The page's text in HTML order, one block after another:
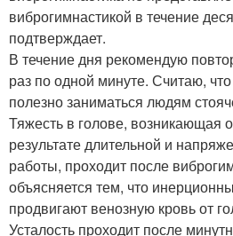
виброгимнастикой в течение
подтверждает.
В течение дня рекомендую
раз по одной минуте. Считаю,
полезно заниматься людям
Тяжесть в голове, возникающая
результате длительной и
работы, проходит после
объясняется тем, что
продвигают венозную кровь от
Усталость проходит после